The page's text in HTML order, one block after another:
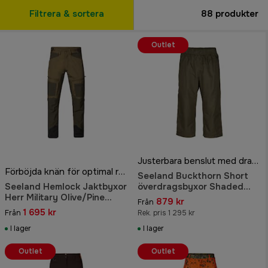
Filtrera & sortera 88 produkter
Förböjda knän för optimal rörlighet
Seeland Hemlock Jaktbyxor
Herr Military Olive/Pine
Green
Från 1 695 kr
I lager
Justerbara benslut med dragkedja
Seeland Buckthorn Short
överdragsbyxor Shaded
olive
Från 879 kr
Rek. pris 1 295 kr
I lager
Outlet
Outlet Outlet